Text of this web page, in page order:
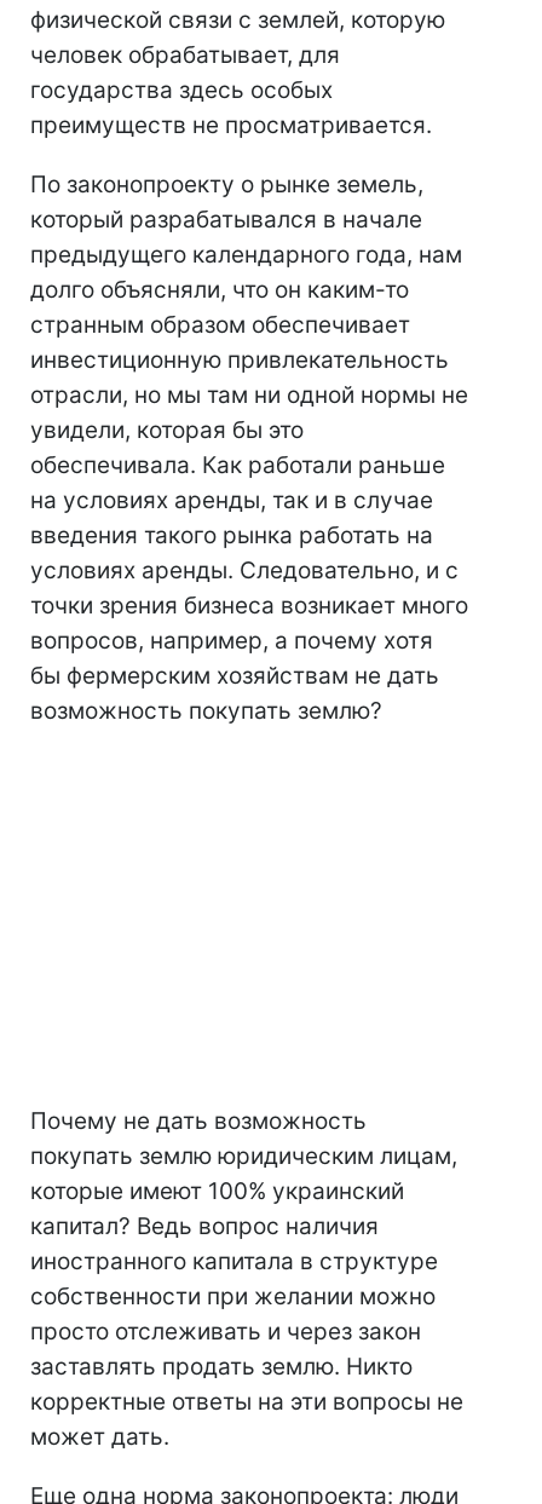
физической связи с землей, которую
человек обрабатывает, для
государства здесь особых
преимуществ не просматривается.
По законопроекту о рынке земель,
который разрабатывался в начале
предыдущего календарного года, нам
долго объясняли, что он каким-то
странным образом обеспечивает
инвестиционную привлекательность
отрасли, но мы там ни одной нормы не
увидели, которая бы это
обеспечивала. Как работали раньше
на условиях аренды, так и в случае
введения такого рынка работать на
условиях аренды. Следовательно, и с
точки зрения бизнеса возникает много
вопросов, например, а почему хотя
бы фермерским хозяйствам не дать
возможность покупать землю?
Почему не дать возможность
покупать землю юридическим лицам,
которые имеют 100% украинский
капитал? Ведь вопрос наличия
иностранного капитала в структуре
собственности при желании можно
просто отслеживать и через закон
заставлять продать землю. Никто
корректные ответы на эти вопросы не
может дать.
Еще одна норма законопроекта: люди